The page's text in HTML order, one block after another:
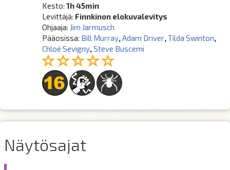
Kesto:1h 45min
Levittäjä: Finnkinon elokuvalevitys
Ohjaaja: Jim Jarmusch
Pääosissa: Bill Murray, Adam Driver,Tilda Swinton,
Chloë Sevigny,Steve Buscemi
Näytösajat